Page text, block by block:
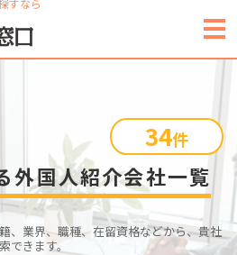
すなら
34件
外国人紹介会社一覧
、業界、職種、在留資格などから、貴社
できます。